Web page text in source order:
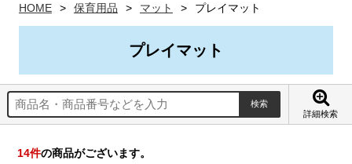
HOME 保育用品 マット プレイマット
プレイマット
詳細検索
14件の商品がございます。